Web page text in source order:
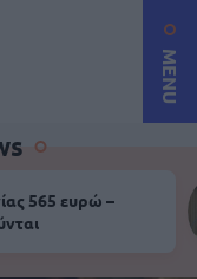
MENU
565 ευρώ –